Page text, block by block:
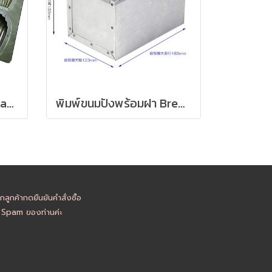
CHIYODA Madeleine Cake Pan Mold พิมพ์ขนมปังพร้อมฝา Bread Mold with Lid - Made In Japan
ลูกค้ากดยืนยันคำสั่งซื้อ
ของท่านค่ะ